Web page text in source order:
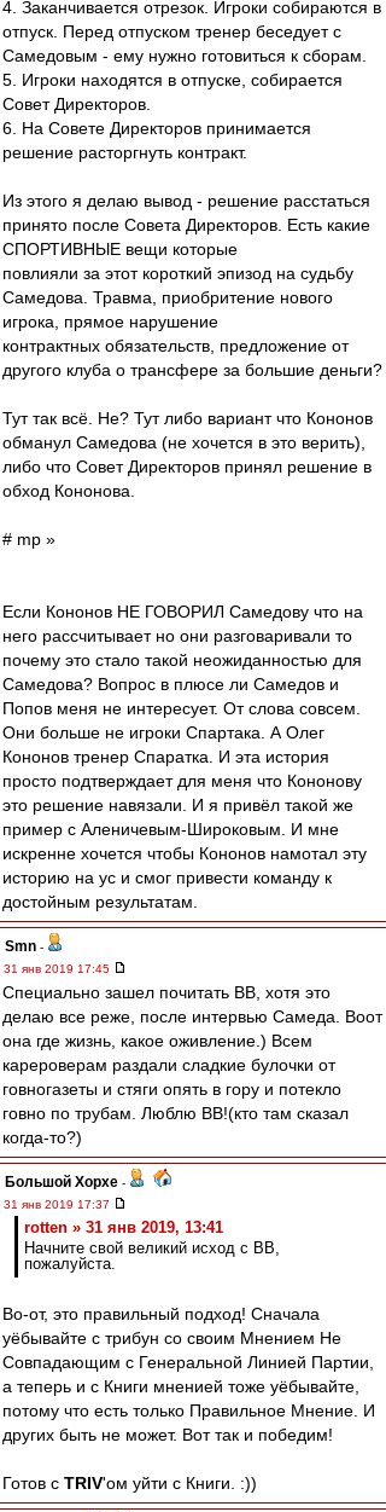
4. Заканчивается отрезок. Игроки собираются в
отпуск. Перед отпуском тренер беседует с
Самедовым - ему нужно готовиться к сборам.
5. Игроки находятся в отпуске, собирается
Совет Директоров.
6. На Совете Директоров принимается
решение расторгнуть контракт.
Из этого я делаю вывод - решение расстаться
принято после Совета Директоров. Есть какие
СПОРТИВНЫЕ вещи которые
повлияли за этот короткий эпизод на судьбу
Самедова. Травма, приобритение нового
игрока, прямое нарушение
контрактных обязательств, предложение от
другого клуба о трансфере за большие деньги?
Тут так всё. Не? Тут либо вариант что Кононов
обманул Самедова (не хочется в это верить),
либо что Совет Директоров принял решение в
обход Кононова.
# mp »
Если Кононов НЕ ГОВОРИЛ Самедову что на
него расcчитывает но они разговаривали то
почему это стало такой неожиданностью для
Самедова? Вопрос в плюсе ли Самедов и
Попов меня не интересует. От слова совсем.
Они больше не игроки Спартака. А Олег
Кононов тренер Спаратка. И эта история
просто подтверждает для меня что Кононову
это решение навязали. И я привёл такой же
пример с Аленичевым-Широковым. И мне
искренне хочется чтобы Кононов намотал эту
историю на ус и смог привести команду к
достойным результатам.
Smn -
31 янв 2019 17:45
Специально зашел почитать ВВ, хотя это
делаю все реже, после интервью Самеда. Воот
она где жизнь, какое оживление.) Всем
карероверам раздали сладкие булочки от
говногазеты и стяги опять в гору и потекло
говно по трубам. Люблю ВВ!(кто там сказал
когда-то?)
Большой Хорхе -
31 янв 2019 17:37
rotten » 31 янв 2019, 13:41
Начните свой великий исход с ВВ,
пожалуйста.
Во-от, это правильный подход! Сначала
уёбывайте с трибун со своим Мнением Не
Совпадающим с Генеральной Линией Партии,
а теперь и с Книги мненией тоже уёбывайте,
потому что есть только Правильное Мнение. И
других быть не может. Вот так и победим!
Готов с TRIV'ом уйти с Книги. :))